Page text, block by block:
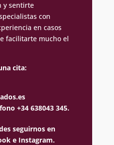
y sentirte
con
en casos
facilitarte mucho el
cita:
+34 638043 345.
seguirnos en
e Instagram.